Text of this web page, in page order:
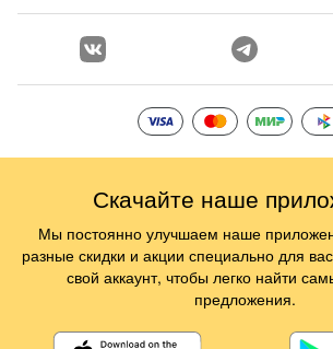
Скачайте наше
Мы постоянно улучшаем наше
разные скидки и акции специально для
свой аккаунт, чтобы легко найти
предложения.